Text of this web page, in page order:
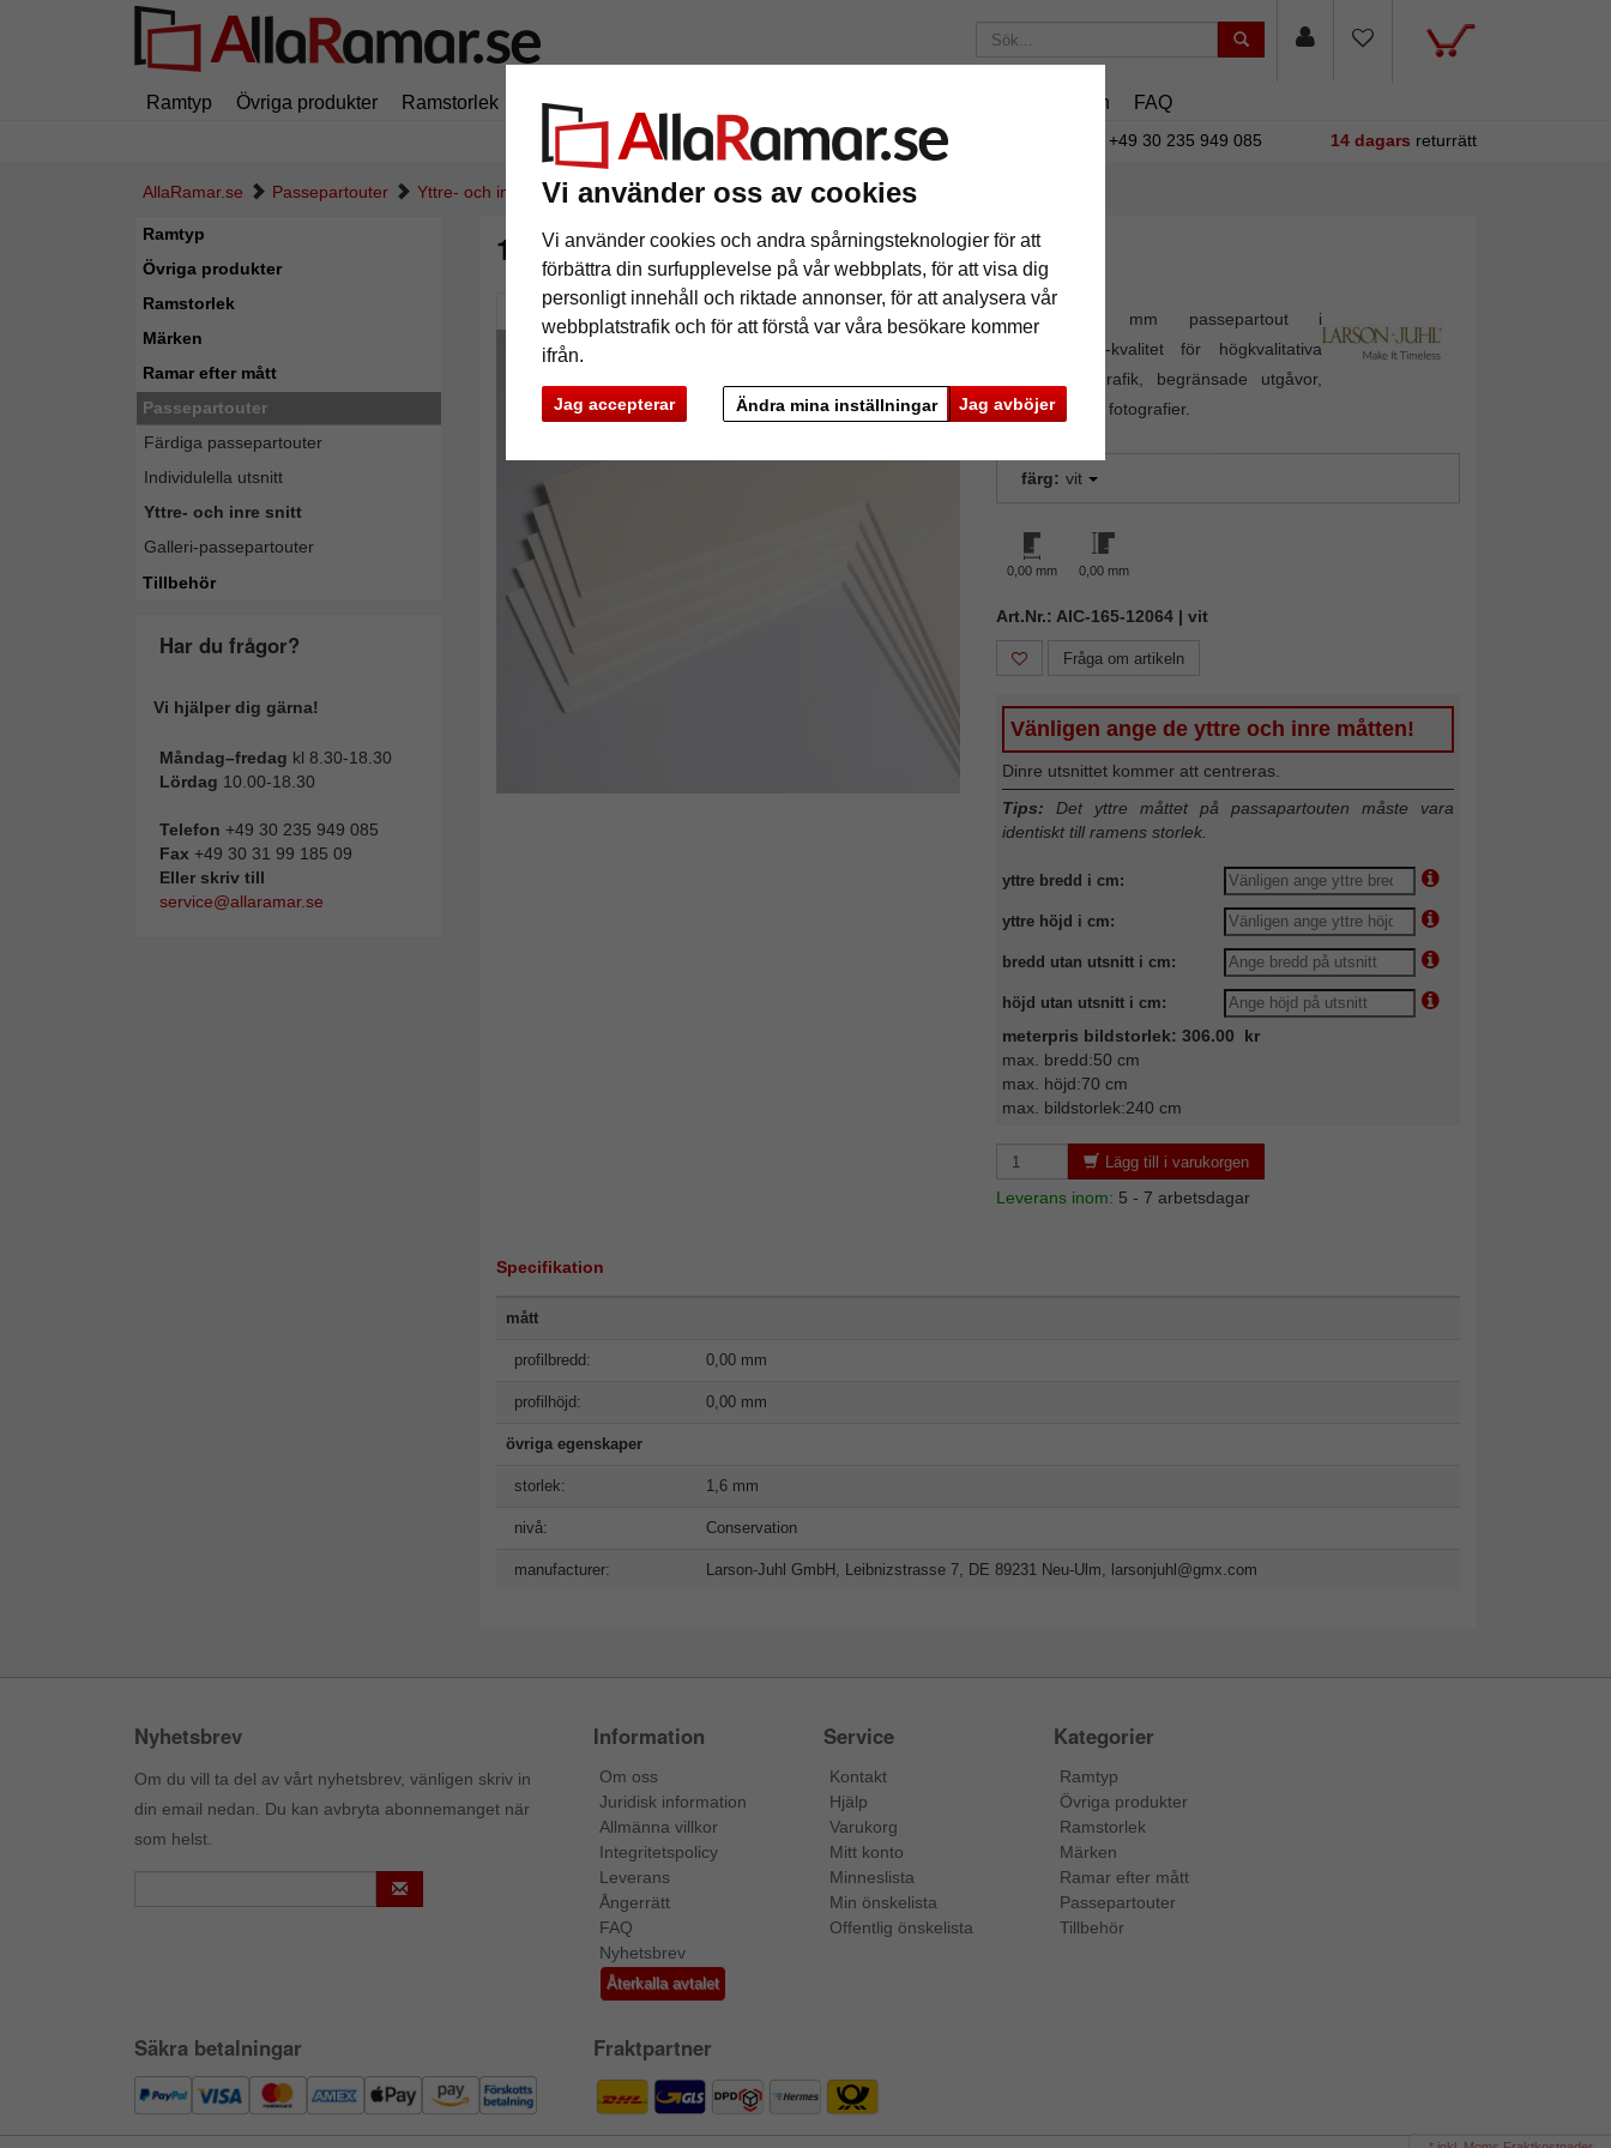
Vi använder oss av cookies
Vi använder cookies och andra spårningsteknologier för att
förbättra din surfupplevelse på vår webbplats, för att visa dig
personligt innehåll och riktade annonser, för att analysera vår
webbplatstrafik och för att förstå var våra besökare kommer
ifrån.
Jag accepterar Jag avböjer
Ändra mina inställningar
Ramtyp Övriga produkter Ramstorlek Märken Magasin FAQ
i leveranskostnad. Oavsett hur mycket du beställer. +49 30 235 949 085 14 dagars returrätt
AllaRamar.se Passepartouter Yttre- och inre snitt 1,6 mm museumkartong måttbeställd
Ramtyp
Övriga produkter
Ramstorlek
Märken
Ramar efter mått
Passepartouter
Färdiga passepartouter
Individulella utsnitt
Yttre- och inre snitt
Galleri-passepartouter
Tillbehör
Har du frågor?
Vi hjälper dig gärna!
Måndag–fredag kl 8.30-18.30
Lördag 10.00-18.30
Telefon +49 30 235 949 085
Fax +49 30 31 99 185 09
Eller skriv till
service@allaramar.se
1,6 mm museumkartong måttbeställd
Pictures Preview
Syrafri 1,4 mm passepartout i
"conservation"-kvalitet för högkvalitativa
bilder som grafik, begränsade utgåvor,
dokument och fotografier.
färg: vit
0,00 mm 0,00 mm
Art.Nr.: AIC-165-12064 | vit
Fråga om artikeln
Vänligen ange de yttre och inre måtten!
Dinre utsnittet kommer att centreras.
Tips: Det yttre måttet på passapartouten måste vara
identiskt till ramens storlek.
yttre bredd i cm:
yttre höjd i cm:
bredd utan utsnitt i cm:
höjd utan utsnitt i cm:
meterpris bildstorlek: 306.00 kr
max. bredd:50 cm
max. höjd:70 cm
max. bildstorlek:240 cm
Lägg till i varukorgen
Leverans inom: 5 - 7 arbetsdagar
Specifikation
mått
profilbredd: 0,00 mm
profilhöjd: 0,00 mm
övriga egenskaper
storlek: 1,6 mm
nivå: Conservation
manufacturer: Larson-Juhl GmbH, Leibnizstrasse 7, DE 89231 Neu-Ulm, larsonjuhl@gmx.com
Nyhetsbrev
Om du vill ta del av vårt nyhetsbrev, vänligen skriv in
din email nedan. Du kan avbryta abonnemanget när
som helst.
Information
Om oss
Juridisk information
Allmänna villkor
Integritetspolicy
Leverans
Ångerrätt
FAQ
Nyhetsbrev
Återkalla avtalet
Service
Kontakt
Hjälp
Varukorg
Mitt konto
Minneslista
Min önskelista
Offentlig önskelista
Kategorier
Ramtyp
Övriga produkter
Ramstorlek
Märken
Ramar efter mått
Passepartouter
Tillbehör
Säkra betalningar Fraktpartner